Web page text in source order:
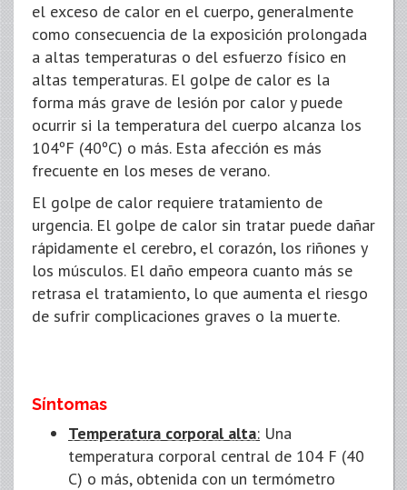
el exceso de calor en el cuerpo, generalmente
como consecuencia de la exposición prolongada
a altas temperaturas o del esfuerzo físico en
altas temperaturas. El golpe de calor es la
forma más grave de lesión por calor y puede
ocurrir si la temperatura del cuerpo alcanza los
104ºF (40ºC) o más. Esta afección es más
frecuente en los meses de verano.
El golpe de calor requiere tratamiento de
urgencia. El golpe de calor sin tratar puede dañar
rápidamente el cerebro, el corazón, los riñones y
los músculos. El daño empeora cuanto más se
retrasa el tratamiento, lo que aumenta el riesgo
de sufrir complicaciones graves o la muerte.
Síntomas
Temperatura corporal alta: Una
temperatura corporal central de 104 F (40
C) o más, obtenida con un termómetro